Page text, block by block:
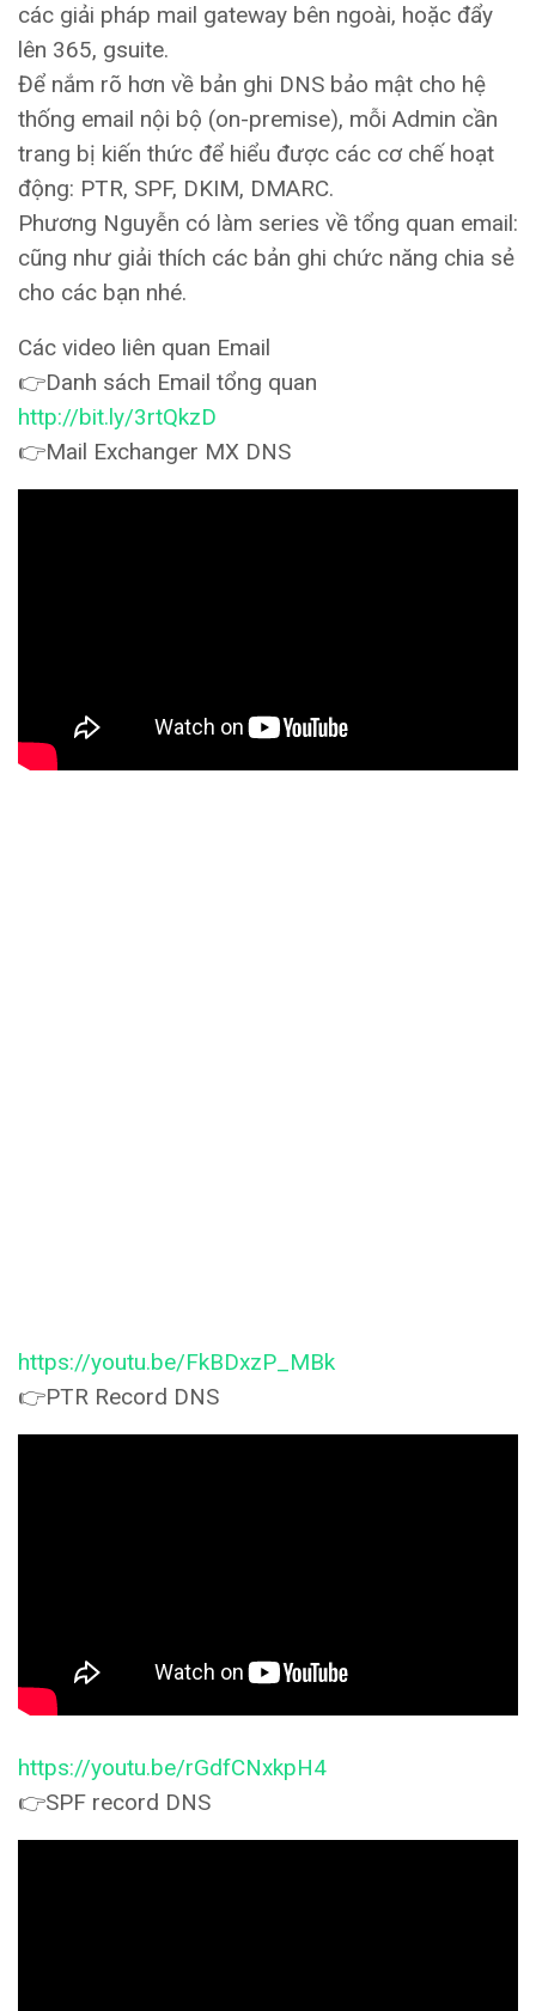
các giải pháp mail gateway bên ngoài, hoặc đẩy
lên 365, gsuite.
Để nắm rõ hơn về bản ghi DNS bảo mật cho hệ
thống email nội bộ (on-premise), mỗi Admin cần
trang bị kiến thức để hiểu được các cơ chế hoạt
động: PTR, SPF, DKIM, DMARC.
Phương Nguyễn có làm series về tổng quan email:
cũng như giải thích các bản ghi chức năng chia sẻ
cho các bạn nhé.
Các video liên quan Email
👉Danh sách Email tổng quan
http://bit.ly/3rtQkzD
👉Mail Exchanger MX DNS
https://youtu.be/FkBDxzP_MBk
👉PTR Record DNS
https://youtu.be/rGdfCNxkpH4
👉SPF record DNS